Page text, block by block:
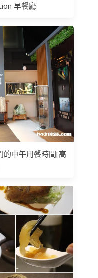
早餐廳
的中午用餐時間[高